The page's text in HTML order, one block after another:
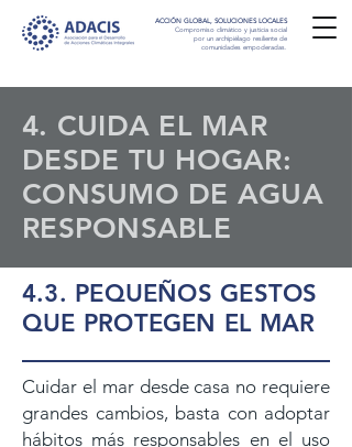
ACCIÓN GLOBAL, SOLUCIONES LOCALES
Compromiso climático y justicia social
por un archipiélago resiliente de
comunidades empoderadas.
4. CUIDA EL MAR
DESDE TU HOGAR:
CONSUMO DE AGUA
RESPONSABLE
4.3. PEQUEÑOS GESTOS
QUE PROTEGEN EL MAR
Cuidar el mar desde casa no requiere
grandes cambios, basta con adoptar
hábitos más responsables en el uso